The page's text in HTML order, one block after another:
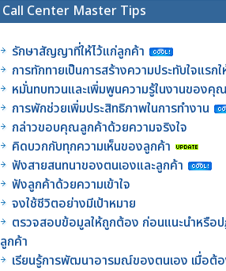
Call Center Master Tips
รักษาสัญญาที่ให้ไว้แก่ลูกค้า
การทักทายเป็นการสร้างความประทับใจแรก
หมั่นทบทวนและเพิ่มพูนความรู้ในงานของคุ
การพักช่วยเพิ่มประสิทธิภาพในการทำงาน
กล่าวขอบคุณลูกค้าด้วยความจริงใจ
คิดบวกกับทุกความเห็นของลูกค้า
ฟังสายสนทนาของตนเองและลูกค้า
ฟังลูกค้าด้วยความเข้าใจ
จงใช้ชีวิตอย่างมีเป้าหมาย
ตรวจสอบข้อมูลให้ถูกต้อง ก่อนแนะนำหรือ
ลูกค้า
เรียนรู้การพัฒนาอารมณ์ของตนเอง เมื่อต้อ